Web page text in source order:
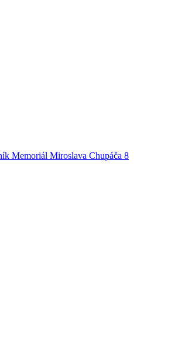
Memoriál Miroslava Chupáča 8